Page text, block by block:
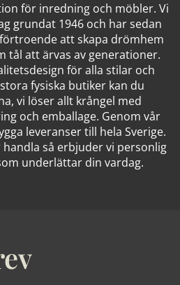
för inredning och möbler. Vi
grundat 1946 och har sedan
att skapa drömhem
tål att ärvas av generationer.
för alla stilar och
fysiska butiker kan du
vi löser allt krångel med
och emballage. Genom vår
leveranser till hela Sverige.
så erbjuder vi personlig
underlättar din vardag.